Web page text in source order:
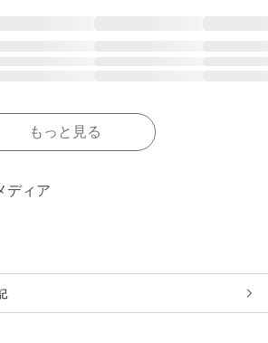
もっと見る
ディア